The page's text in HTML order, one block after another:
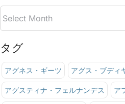
タグ
アグネス・ギーツ アグス・ブディ
アグスティナ・フェルナンデス ア